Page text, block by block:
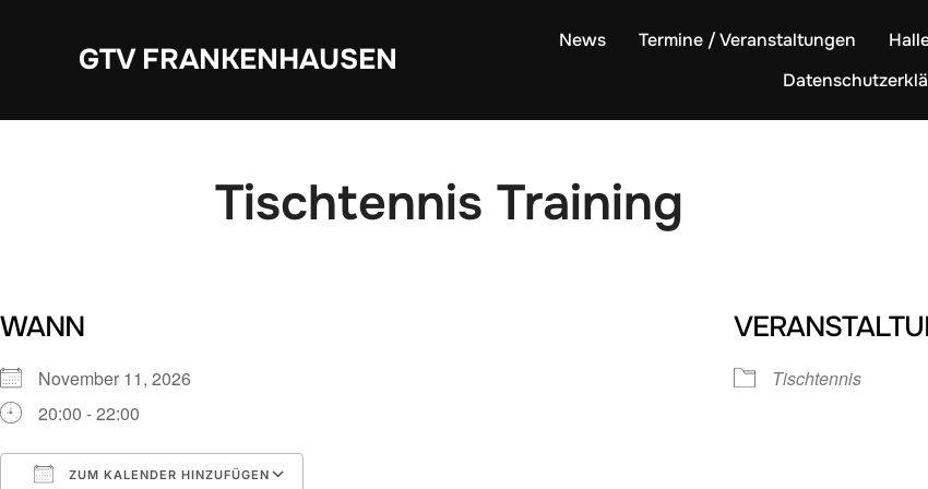
GTV FRANKENHAUSEN
News Termine / Veranstaltungen
Tischtennis Training
WANN
November 11, 2026
20:00 - 22:00
ZUM KALENDER HINZUFÜGEN
Tischtennis